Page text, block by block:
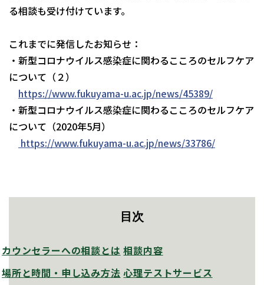
る相談も受け付けています。
これまでに発信したお知らせ：
・新型コロナウイルス感染症に関わるこころのセルフケア
について（２）
https://www.fukuyama-u.ac.jp/news/45389/
・新型コロナウイルス感染症に関わるこころのセルフケア
について（2020年5月）
https://www.fukuyama-u.ac.jp/news/33786/
目次
カウンセラーへの相談とは 相談内容
場所と時間・申し込み方法 心理テストサービス